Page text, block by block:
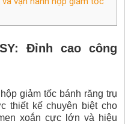
Đỉnh cao công
giảm tốc bánh răng trụ
thiết kế chuyên biệt cho
xoắn cực lớn và hiệu